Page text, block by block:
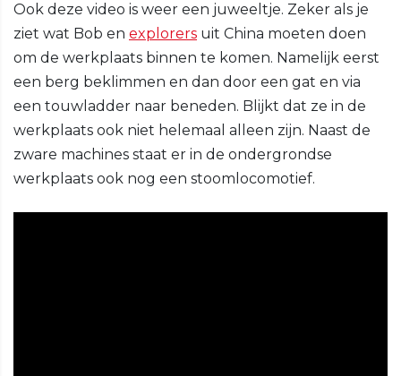
Ook deze video is weer een juweeltje. Zeker als je
ziet wat Bob en explorers uit China moeten doen
om de werkplaats binnen te komen. Namelijk eerst
een berg beklimmen en dan door een gat en via
een touwladder naar beneden. Blijkt dat ze in de
werkplaats ook niet helemaal alleen zijn. Naast de
zware machines staat er in de ondergrondse
werkplaats ook nog een stoomlocomotief.